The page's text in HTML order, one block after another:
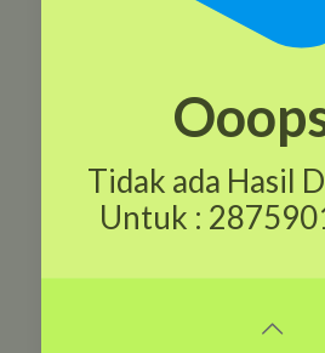
Tidak ada Hasil
Untuk :